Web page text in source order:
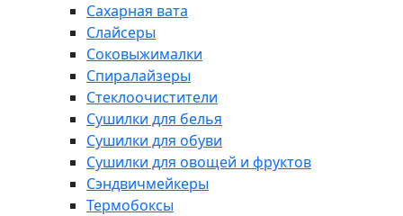
Сахарная вата
Слайсеры
Соковыжималки
Спиралайзеры
Стеклоочистители
Сушилки для белья
Сушилки для обуви
Сушилки для овощей и фруктов
Сэндвичмейкеры
Термобоксы